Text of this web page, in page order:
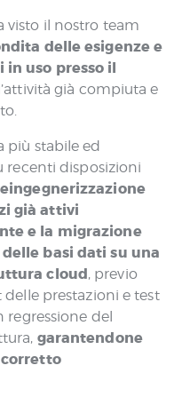
visto il nostro team
delle esigenze e
uso presso il
già compiuta e
più stabile ed
recenti disposizioni
già attivi
e la migrazione
basi dati su una
cloud, previo
prestazioni e test
regressione del
garantendone